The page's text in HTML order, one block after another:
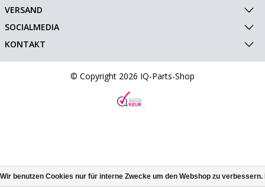
VERSAND
SOCIALMEDIA
KONTAKT
© Copyright 2026 IQ-Parts-Shop
Wir benutzen Cookies nur für interne Zwecke um den Webshop zu